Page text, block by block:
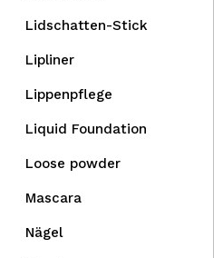
Lidschatten-Stick
Lipliner
Lippenpflege
Liquid Foundation
Loose powder
Mascara
Nägel